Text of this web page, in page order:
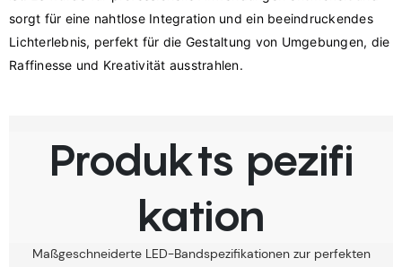
sorgt für eine nahtlose Integration und ein beeindruckendes
Lichterlebnis, perfekt für die Gestaltung von Umgebungen, die
Produkts pezifi
kation
Maßgeschneiderte LED-Bandspezifikationen zur perfekten